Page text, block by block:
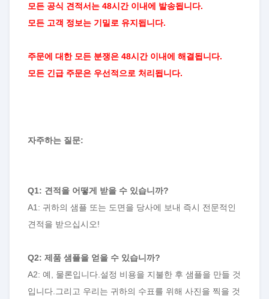
모든 공식 견적서는 48시간 이내에 발송됩니다.
모든 고객 정보는 기밀로 유지됩니다.
주문에 대한 모든 분쟁은 48시간 이내에 해결됩니다.
모든 긴급 주문은 우선적으로 처리됩니다.
자주하는 질문:
Q1: 견적을 어떻게 받을 수 있습니까?
A1: 귀하의 샘플 또는 도면을 당사에 보내 즉시 전문적인
견적을 받으십시오!
Q2: 제품 샘플을 얻을 수 있습니까?
A2: 예, 물론입니다.설정 비용을 지불한 후 샘플을 만들 것
입니다.그리고 우리는 귀하의 수표를 위해 사진을 찍을 것